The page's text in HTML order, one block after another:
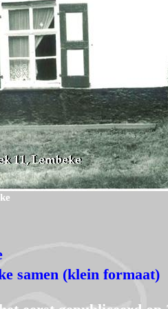
samen (klein formaat)